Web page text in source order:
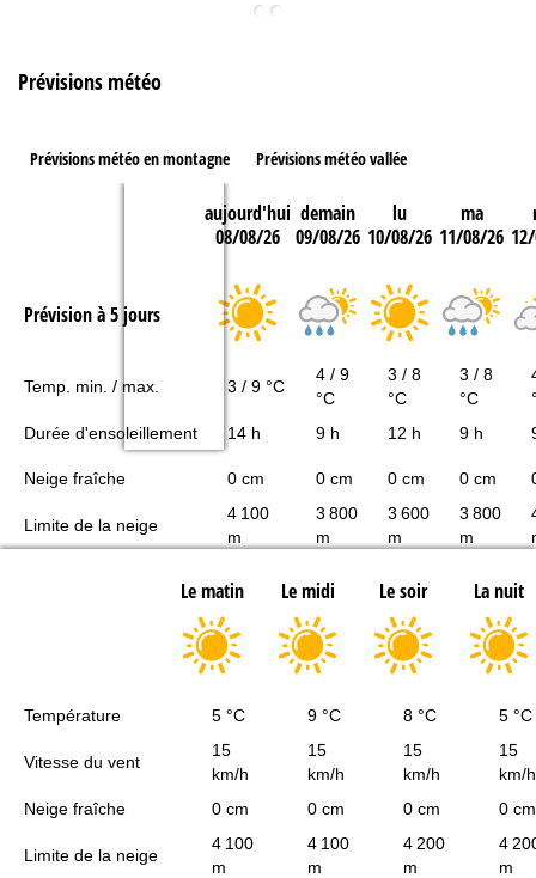
Prévisions météo
Prévisions météo en montagne Prévisions météo vallée
aujourd'hui
08/08/26
demain
09/08/26
lu
10/08/26
ma
11/08/26
Prévision à 5 jours
Temp. min. / max. 3 / 9 °C
4 / 9
°C
3 / 8
°C
3 / 8
°C
Durée d'ensoleillement
14 h 9 h 12 h 9 h
Neige fraîche 0 cm 0 cm 0 cm 0 cm
Limite de la neige
4 100
m
3 800
m
3 600
m
3 800
m
Le matin Le midi Le soir La nuit
Température 5 °C 9 °C 8 °C 5 °C
Vitesse du vent
15
km/h
15
km/h
15
km/h
15
km/h
Neige fraîche
0 cm 0 cm 0 cm 0 cm
Limite de la neige
4 100
m
4 100
m
4 200
m
4
m